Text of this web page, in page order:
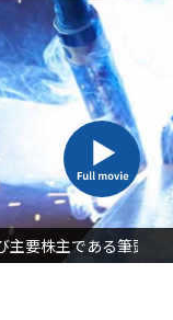
主要株主である筆頭